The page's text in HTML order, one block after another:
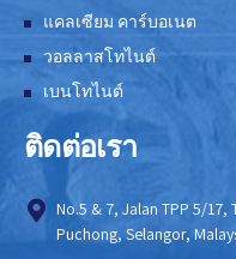
แคลเซียม คาร์บอเนต
วอลลาสโทไนต์
เบนโทไนต์
ติดต่อเรา
No.5 & 7, Jalan TPP 5/
Puchong, Selangor,